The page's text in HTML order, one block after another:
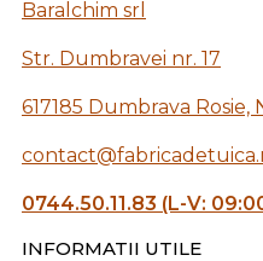
Baralchim srl
Str. Dumbravei nr. 17
617185 Dumbrava Rosie,
0744.50.11.83 (L-V:
INFORMATII UTILE